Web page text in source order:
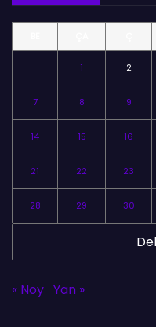
l
1 2
7 8 9
14 15 16
21 22 23
28 29 30
« Noy Yan »